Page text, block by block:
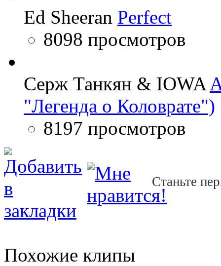
Ed Sheeran Perfect
8098 просмотров
Серж Танкян & IOWA
"Легенда о Коловрате")
8197 просмотров
Станьте
Похожие клипы